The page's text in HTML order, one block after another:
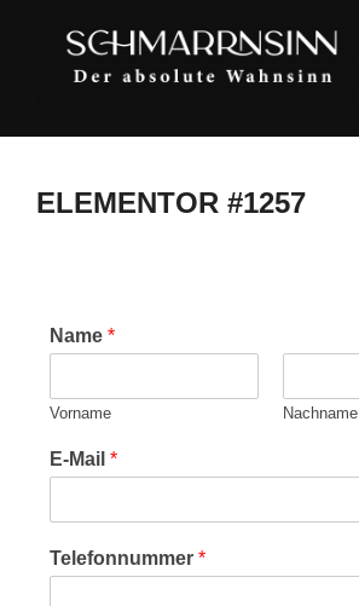
ELEMENTOR #1257
Name *
Vorname Nachname
E-Mail *
Telefonnummer *